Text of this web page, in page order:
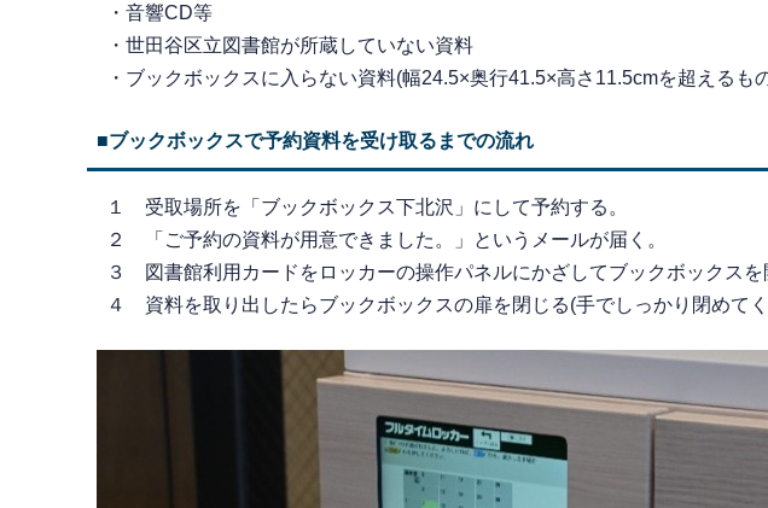
・音響CD等
・世田谷区立図書館が所蔵していない資料
・ブックボックスに入らない資料(幅24.5×奥行41.5×高さ11.5cmを超えるも
■ブックボックスで予約資料を受け取るまでの流れ
１ 受取場所を「ブックボックス下北沢」にして予約する。
２ 「ご予約の資料が用意できました。」というメールが届く。
３ 図書館利用カードをロッカーの操作パネルにかざしてブックボックスを
４ 資料を取り出したらブックボックスの扉を閉じる(手でしっかり閉めてく